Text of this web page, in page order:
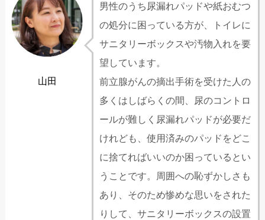
山田
男性のうち尿漏れパッドや紙おむつ
の処分に困っている方が、トイレに
サニタリーボックスや汚物入れを要
望しています。
前立腺がんの摘出手術を受けた人の
多くはしばらくの間、尿のコントロ
ールが難しく尿漏れパッドが必要だ
けれども、使用済みのパッドをどこ
に捨てればいいのか困っているとい
うことです。周囲への恥ずかしさも
あり、そのため惨めな思いをされた
りして、サニタリーボックスの設置